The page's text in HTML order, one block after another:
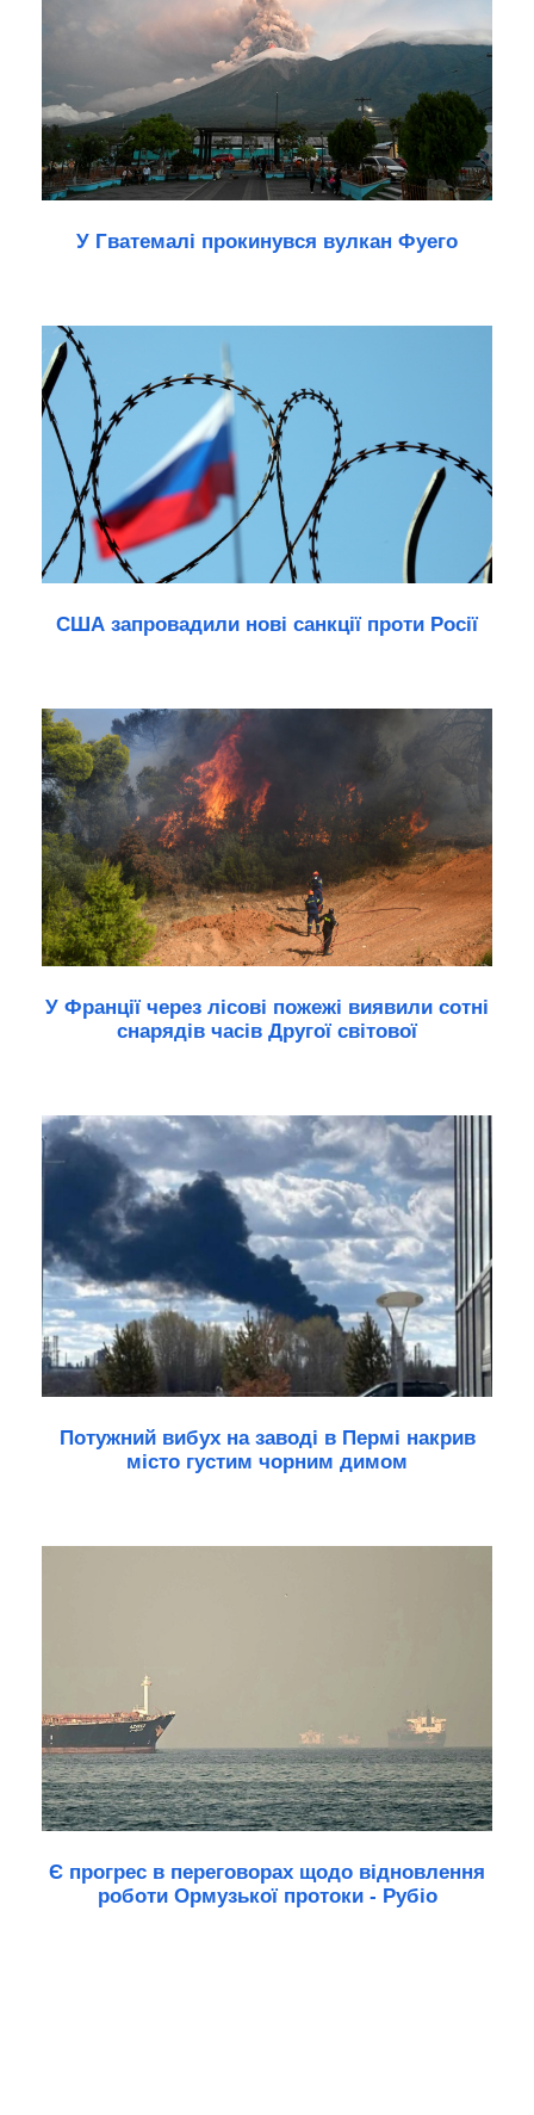
У Гватемалі прокинувся вулкан Фуего
США запровадили нові санкції проти Росії
У Франції через лісові пожежі виявили сотні
снарядів часів Другої світової
Потужний вибух на заводі в Пермі накрив
місто густим чорним димом
Є прогрес в переговорах щодо відновлення
роботи Ормузької протоки - Рубіо